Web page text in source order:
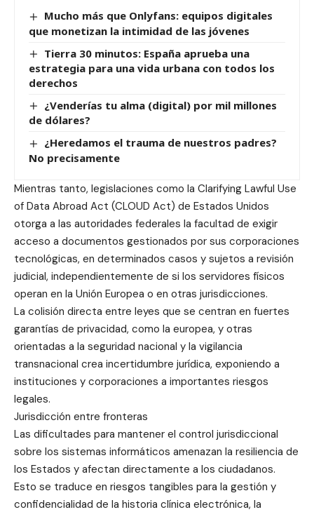
Mucho más que Onlyfans: equipos digitales
que monetizan la intimidad de las jóvenes
Tierra 30 minutos: España aprueba una
estrategia para una vida urbana con todos los
derechos
¿Venderías tu alma (digital) por mil millones
de dólares?
¿Heredamos el trauma de nuestros padres?
No precisamente
Mientras tanto, legislaciones como la Clarifying Lawful Use
of Data Abroad Act (CLOUD Act) de Estados Unidos
otorga a las autoridades federales la facultad de exigir
acceso a documentos gestionados por sus corporaciones
tecnológicas, en determinados casos y sujetos a revisión
judicial, independientemente de si los servidores físicos
operan en la Unión Europea o en otras jurisdicciones.
La colisión directa entre leyes que se centran en fuertes
garantías de privacidad, como la europea, y otras
orientadas a la seguridad nacional y la vigilancia
transnacional crea incertidumbre jurídica, exponiendo a
instituciones y corporaciones a importantes riesgos
legales.
Jurisdicción entre fronteras
Las dificultades para mantener el control jurisdiccional
sobre los sistemas informáticos amenazan la resiliencia de
los Estados y afectan directamente a los ciudadanos.
Esto se traduce en riesgos tangibles para la gestión y
confidencialidad de la historia clínica electrónica, la